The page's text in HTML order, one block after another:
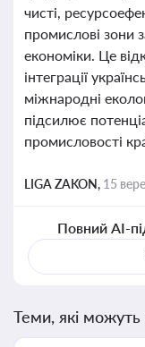
чисті,
промислові зони
економіки. Це
інтеграції
міжнародні
підсилює
промисловості
LIGA ZAKON, 15
Повний AI-
Теми, які можуть